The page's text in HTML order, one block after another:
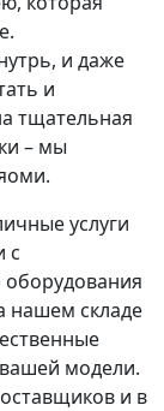
и даже
и
тщательная
– мы
услуги
с
нашем складе
модели.
и в